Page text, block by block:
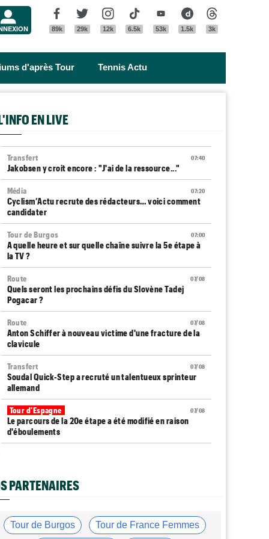
Facebook
89k
Twitter
29k
Instagram
12k
Tik Tok
6.5k
Youtube
53k
Dailymotion
1.5k 3k
d'après Tour Tennis Actu
EN LIVE
07:40
Transfert
Jakobsen y croit encore : "J'ai de la ressource..."
07:20
Média
Cyclism’Actu recrute des rédacteurs… voici comment
candidater
07:00
Tour de Burgos
A quelle heure et sur quelle chaîne suivre la 5e étape à
la TV ?
07/08
Route
Quels seront les prochains défis du Slovène Tadej
Pogacar ?
07/08
Route
Anton Schiffer à nouveau victime d'une fracture de la
clavicule
07/08
Transfert
Soudal Quick-Step a recruté un talentueux sprinteur
allemand
07/08
Tour d'Espagne
Le parcours de la 20e étape a été modifié en raison
d'éboulements
Route
16 août !
PARTENAIRES
Tour de Burgos Tour de France Femmes